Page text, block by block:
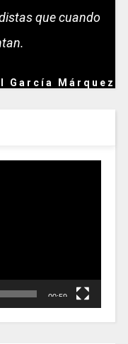
que cuando
García Márquez
00:59